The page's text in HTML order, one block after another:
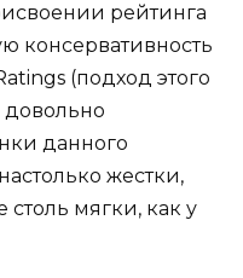
рейтинга
консервативность
(подход этого
довольно
данного
жестки,
столь мягки, как у